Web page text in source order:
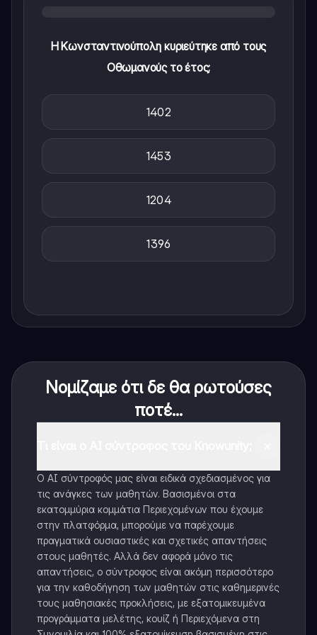
Η Κωνσταντινούπολη κυριεύτηκε από τους
Οθωμανούς το έτος;
1402
1453
1204
1396
Νομίζαμε ότι δε θα ρωτούσες
ποτέ...
Ο AI σύντροφός μας είναι ειδικά σχεδιασμένος για
τις ανάγκες των μαθητών. Βασισμένοι στα
εκατομμύρια κομμάτια Περιεχομένων που έχουμε
στην πλατφόρμα, μπορούμε να παρέχουμε
πραγματικά ουσιαστικές και σχετικές απαντήσεις
στους μαθητές. Αλλά δεν αφορά μόνο τις
απαντήσεις, ο σύντροφος είναι ακόμη περισσότερο
για την καθοδήγηση των μαθητών στις καθημερινές
τους μαθησιακές προκλήσεις, με εξατομικευμένα
προγράμματα μελέτης, κουίζ ή Περιεχόμενα στη